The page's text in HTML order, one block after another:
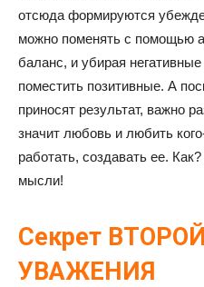
отсюда формируются
можно поменять с помощью
баланс, и убирая
поместить позитивные. А
приносят результат, важно
значит любовь и любить
работать, создавать ее.
мысли!
Секрет
УВАЖЕНИЯ